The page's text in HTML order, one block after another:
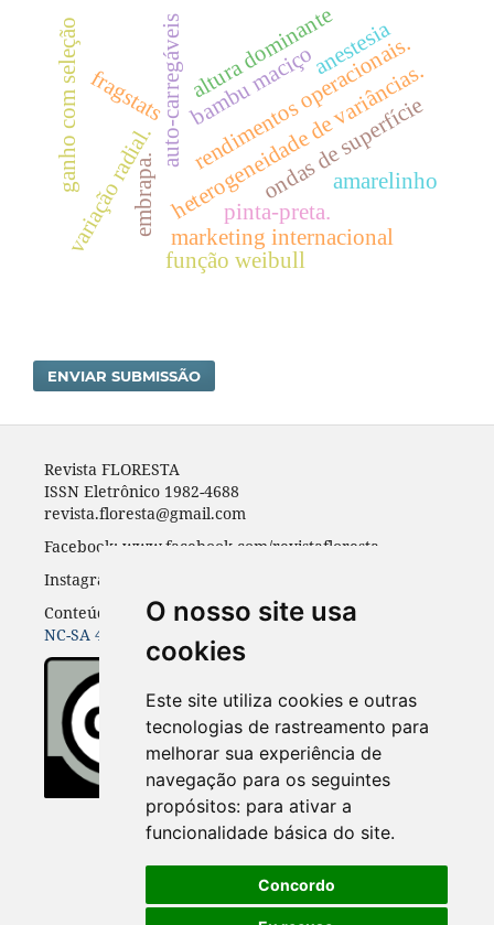
O nosso site usa
cookies
Este site utiliza cookies e outras
tecnologias de rastreamento para
melhorar sua experiência de
navegação para os seguintes
propósitos: para ativar a
funcionalidade básica do site.
Concordo
bambu maciço
heterogeneidade de variâncias.
auto-carregáveisrendimentos operacionais.
ondas de superfície
fragstats
anestesia
pinta-preta.
ganho com seleção amarelinho
variação radial.
embrapa.
altura dominante
marketing internacional
função weibull
ENVIAR SUBMISSÃO
Revista FLORESTA
ISSN Eletrônico 1982-4688
revista.floresta@gmail.com
Facebook: www.facebook.com/revistafloresta
Instagran: revista_floresta
Conteúdos do periódico licenciados sob uma
NC-SA 4.0